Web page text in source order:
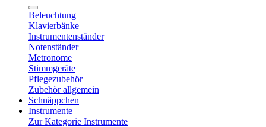
Beleuchtung
Klavierbänke
Instrumentenständer
Notenständer
Metronome
Stimmgeräte
Pflegezubehör
Zubehör allgemein
Schnäppchen
Instrumente
Zur Kategorie Instrumente